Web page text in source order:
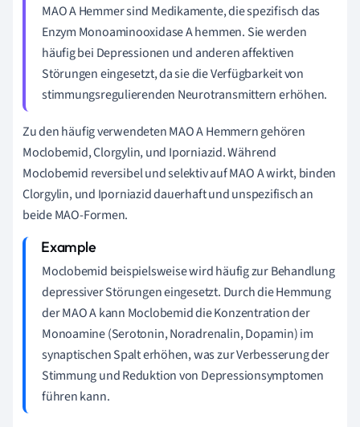
MAO A Hemmer sind Medikamente, die spezifisch das
Enzym Monoaminooxidase A hemmen. Sie werden
häufig bei Depressionen und anderen affektiven
Störungen eingesetzt, da sie die Verfügbarkeit von
stimmungsregulierenden Neurotransmittern erhöhen.
Zu den häufig verwendeten MAO A Hemmern gehören
Moclobemid, Clorgylin, und Iporniazid. Während
Moclobemid reversibel und selektiv auf MAO A wirkt, binden
Clorgylin, und Iporniazid dauerhaft und unspezifisch an
beide MAO-Formen.
Moclobemid beispielsweise wird häufig zur Behandlung
depressiver Störungen eingesetzt. Durch die Hemmung
der MAO A kann Moclobemid die Konzentration der
Monoamine (Serotonin, Noradrenalin, Dopamin) im
synaptischen Spalt erhöhen, was zur Verbesserung der
Stimmung und Reduktion von Depressionsymptomen
führen kann.